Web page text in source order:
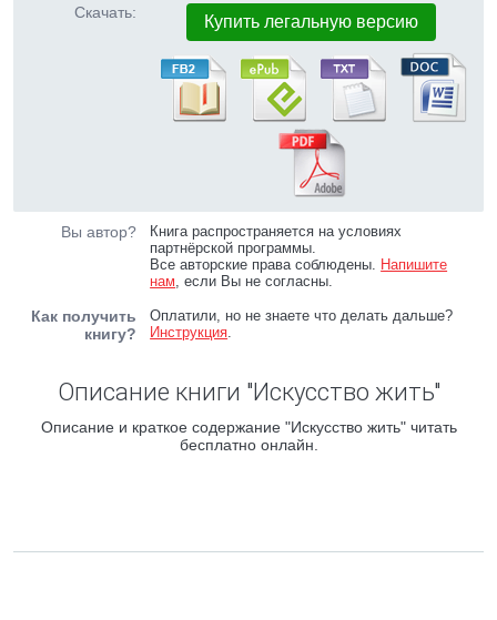
Скачать: Купить легальную версию
Вы автор?
Книга распространяется на условиях
партнёрской программы.
Все авторские права соблюдены. Напишите
нам, если Вы не согласны.
Как получить
книгу?
Оплатили, но не знаете что делать дальше?
Инструкция.
Описание книги "Искусство жить"
Описание и краткое содержание "Искусство жить" читать
бесплатно онлайн.